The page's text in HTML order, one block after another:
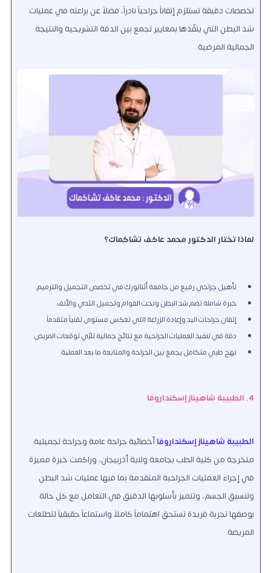
تخصصات دقيقة تستلزم إتقاناً جراحياً نادراً، فضلاً عن براعته في عمليات
شد البطن التي ينفّذها بمعايير تجمع بين الدقة التشريحية والنتيجة
الجمالية المرضية.
لماذا تختار الدكتور محمد عاكف تشاكماك؟
تأهيل جراحي رفيع من جامعة أثناتورك في تخصص التجميل والترميم.
خبرة شاملة تضم شد البطن ونحت القوام وتجميل الثدي والأنف.
إتقان جراحات اليد وإعادة الزراعة التي تعكس مستوى تقنياً متقدماً.
دقة في تنفيذ العمليات الجراحية مع نتائج جمالية تلبّي توقعات المريض.
نهج طبي متكامل يجمع بين الجراحة والمتابعة ما بعد العملية.
4. الطبيبة شاهيناز إسكنداروفا
الطبيبة شاهيناز إسكنداروفاأخصائية جراحة عامة وجراحة تجميلية
متخرجة من كلية الطب بجامعة ولاية أذربيجان، وراكمت خبرة مميزة
في إجراء العمليات الجراحية المتقدمة بما فيها عمليات شد البطن
وتنسيق الجسم، وتتميز بأسلوبها الدقيق في التعامل مع كل حالة
بوصفها تجربة فريدة تستحق اهتماماً كاملاً واستماعاً حقيقياً لتطلعات
المريضة.